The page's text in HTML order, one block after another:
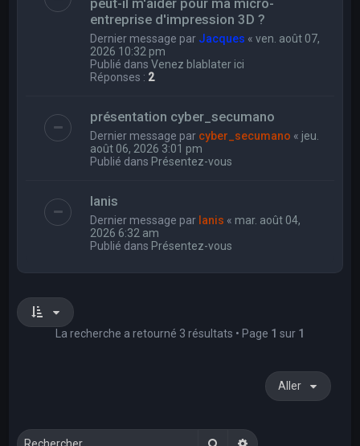
entreprise d'impression 3D ?
Dernier message par Jacques «ven. août 07,
2026 10:32 pm
Publié dansVenez blablater ici
Réponses : 2
présentation cyber_secumano
Dernier message par cyber_secumano « jeu.
août 06, 2026 3:01 pm
Publié dans Présentez-vous
Ianis
Dernier message par Ianis « mar. août 04,
2026 6:32 am
Publié dans Présentez-vous
La recherche a retourné 3 résultats • Page 1 sur 1
Aller
RechercherRecherche avancée